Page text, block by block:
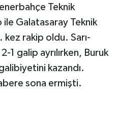
Teknik
Galatasaray Teknik
kez rakip oldu. Sarı-
2-1 galip ayrılırken, Buruk
kazandı.
sona ermişti.